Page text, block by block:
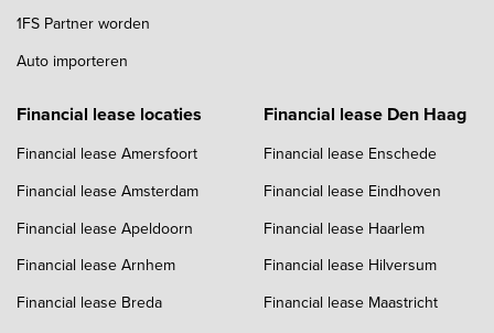
1FS Partner worden
Auto importeren
Financial lease locaties
Financial lease Amersfoort
Financial lease Amsterdam
Financial lease Apeldoorn
Financial lease Arnhem
Financial lease Breda
Financial lease Den Haag
Financial lease Enschede
Financial lease Eindhoven
Financial lease Haarlem
Financial lease Hilversum
Financial lease Maastricht